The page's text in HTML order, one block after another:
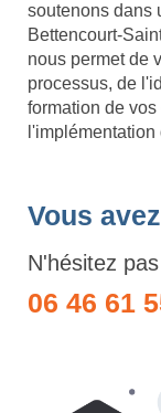
soutenons dans
Bettencourt-
nous permet de
processus, de
formation de
Vous
N'hésitez
06 46 61